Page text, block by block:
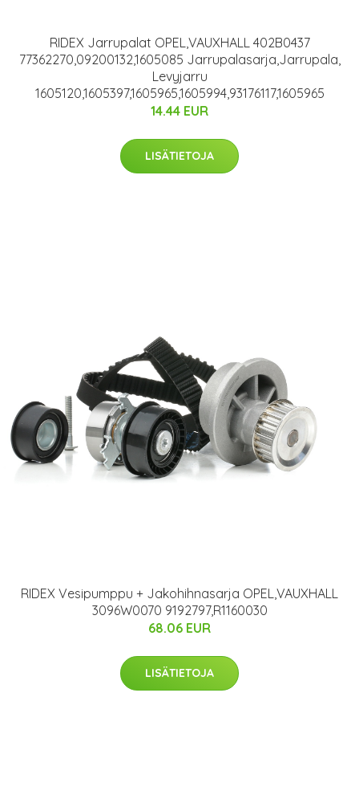
RIDEX Jarrupalat OPEL,VAUXHALL 402B0437
77362270,09200132,1605085 Jarrupalasarja,Jarrupala,
Levyjarru
1605120,1605397,1605965,1605994,93176117,1605965
14.44 EUR
LISÄTIETOJA
RIDEX Vesipumppu + Jakohihnasarja OPEL,VAUXHALL
3096W0070 9192797,R1160030
68.06 EUR
LISÄTIETOJA